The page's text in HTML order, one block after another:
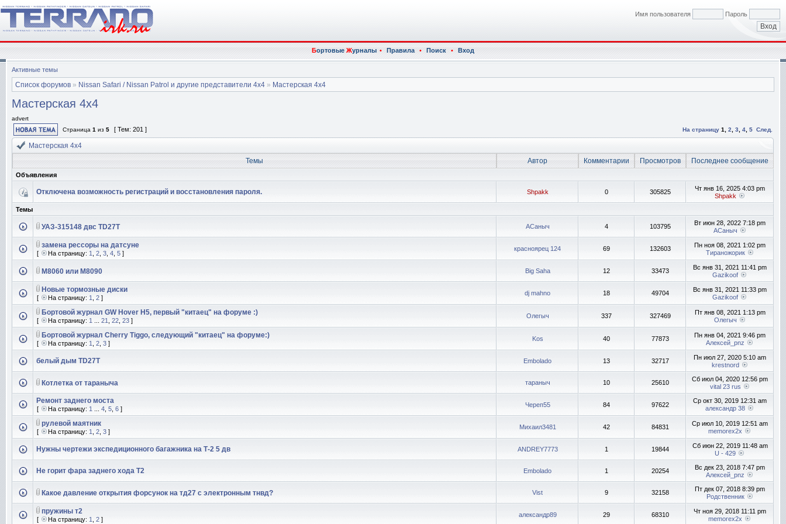
Имя пользователя Пароль
БортовыеЖурналы • Правила • Поиск • Вход
Активные темы
Список форумов » Nissan Safari / Nissan Patrol и другие представители 4x4 » Мастерская 4x4
Мастерская 4x4
advert
Страница 1 из 5 [ Тем: 201 ] На страницу 1 2 3 4 5 След.
Мастерская 4x4
Темы
Автор Комментарии Просмотров Последнее сообщение
Объявления
Отключена возможность регистраций и восстановления пароля. Shpakk 0 305825
Чт янв 16, 2025 4:03 pm
Shpakk
Темы
УАЗ-315148 двс TD27T АСаныч 4 103795
Вт июн 28, 2022 7:18 pm
АСаныч
замена рессоры на датсуне
[ На страницу: 1 2 3 4 5 ]
красноярец 124 69 132603
Пн ноя 08, 2021 1:02 pm
Тираножорик
М8060 или М8090 Big Saha 12 33473
Вс янв 31, 2021 11:41 pm
Gazikoof
Новые тормозные диски
[ На страницу: 1 2 ]
dj mahno 18 49704
Вс янв 31, 2021 11:33 pm
Gazikoof
Бортовой журнал GW Hover H5, первый "китаец" на форуме :)
[ На страницу: 1 21 22 23 ]
Олегыч 337 327469
Пт янв 08, 2021 1:13 pm
Олегыч
Бортовой журнал Cherry Tiggo, следующий "китаец" на форуме:)
[ На страницу: 1 2 3 ]
Kos 40 77873
Пн янв 04, 2021 9:46 pm
Алексей_pnz
белый дым TD27T Embolado 13 32717
Пн июл 27, 2020 5:10 am
krestnord
Котлетка от тараныча тараныч 10 25610
Сб июл 04, 2020 12:56 pm
vital 23 rus
Ремонт заднего моста
[ На страницу: 1 4 5 6 ]
Череп55 84 97622
Ср окт 30, 2019 12:31 am
александр 38
рулевой маятник
[ На страницу: 1 2 3 ]
Михаил3481 42 84831
Ср июл 10, 2019 12:51 am
memorex2x
Нужны чертежи экспедиционного багажника на Т-2 5 дв ANDREY7773 1 19844
Сб июн 22, 2019 11:48 am
U - 429
Не горит фара заднего хода Т2 Embolado 1 20254
Вс дек 23, 2018 7:47 pm
Алексей_pnz
Какое давление открытия форсунок на тд27 с электронным тнвд? Vist 9 32158
Пт дек 07, 2018 8:39 pm
Родственник
пружины т2
[ На страницу: 1 2 ]
александр89 29 68310
Чт ноя 29, 2018 11:11 pm
memorex2x